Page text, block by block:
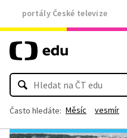
portály České televize
Často hledáte: Měsíc vesmír